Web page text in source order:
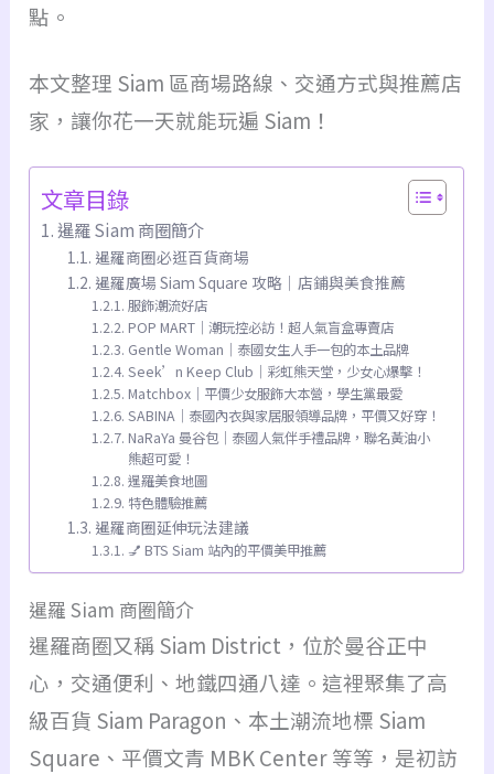
點。
本文整理 Siam 區商場路線、交通方式與推薦店
家，讓你花一天就能玩遍 Siam！
文章目錄
暹羅 Siam 商圈簡介
暹羅商圈必逛百貨商場
暹羅廣場 Siam Square 攻略｜店鋪與美食推薦
服飾潮流好店
POP MART｜潮玩控必訪！超人氣盲盒專賣店
Gentle Woman｜泰國女生人手一包的本土品牌
Seek’n Keep Club｜彩虹熊天堂，少女心爆擊！
Matchbox｜平價少女服飾大本營，學生黨最愛
SABINA｜泰國內衣與家居服領導品牌，平價又好穿！
NaRaYa 曼谷包｜泰國人氣伴手禮品牌，聯名黃油小
熊超可愛！
暹羅美食地圖
特色體驗推薦
暹羅商圈延伸玩法建議
💅 BTS Siam 站內的平價美甲推薦
暹羅 Siam 商圈簡介
暹羅商圈又稱 Siam District，位於曼谷正中
心，交通便利、地鐵四通八達。這裡聚集了高
級百貨 Siam Paragon、本土潮流地標 Siam
Square、平價文青 MBK Center 等等，是初訪